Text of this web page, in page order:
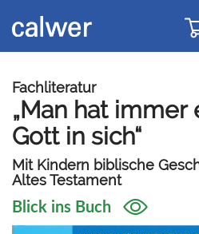
zur
Navigation
zum
Inhalt
Fachliteratur
„Man hat immer
Gott in sich“
Mit Kindern biblische
Altes Testament
Blick ins Buch